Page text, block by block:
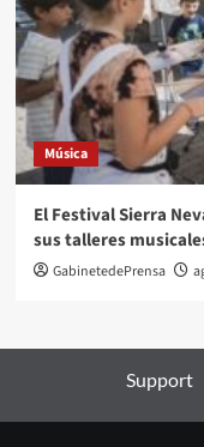
Música
El Festival Sierra
sus talleres
GabinetedePrensa
Support